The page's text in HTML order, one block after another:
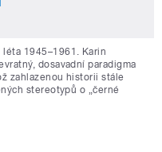
léta 1945–1961. Karin
dosavadní paradigma
zahlazenou historii stále
stereotypů o „černé